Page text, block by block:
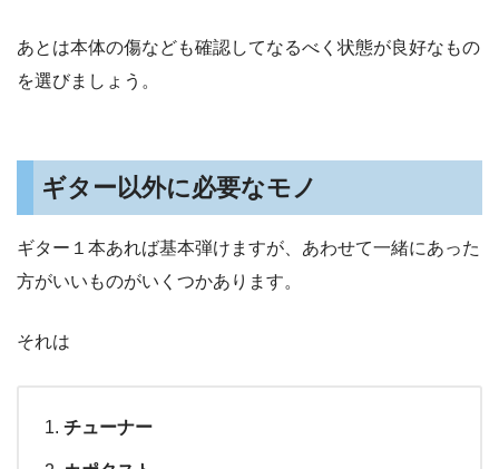
あとは本体の傷なども確認してなるべく状態が良好なもの
を選びましょう。
ギター以外に必要なモノ
ギター１本あれば基本弾けますが、あわせて一緒にあった
方がいいものがいくつかあります。
それは
チューナー